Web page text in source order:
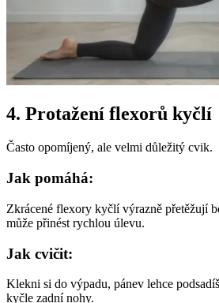
4. Protažení flexorů kyčlí
Často opomíjený, ale velmi důležitý cvik.
Jak pomáhá:
Zkrácené flexory kyčlí výrazně přetěžují
může přinést rychlou úlevu.
Jak cvičit:
Klekni si do výpadu, pánev lehce
kyčle zadní nohy.